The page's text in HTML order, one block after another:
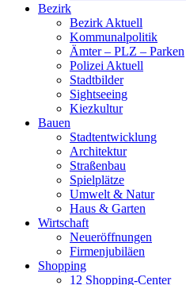
Bezirk
Bezirk Aktuell
Kommunalpolitik
Ämter – PLZ – Parken
Polizei Aktuell
Stadtbilder
Sightseeing
Kiezkultur
Bauen
Stadtentwicklung
Architektur
Straßenbau
Spielplätze
Umwelt & Natur
Haus & Garten
Wirtschaft
Neueröffnungen
Firmenjubiläen
Shopping
12 Shopping-Center